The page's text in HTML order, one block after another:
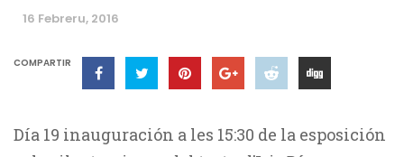
16 Febreru, 2016
COMPARTIR
Día 19 inauguración a les 15:30 de la esposición